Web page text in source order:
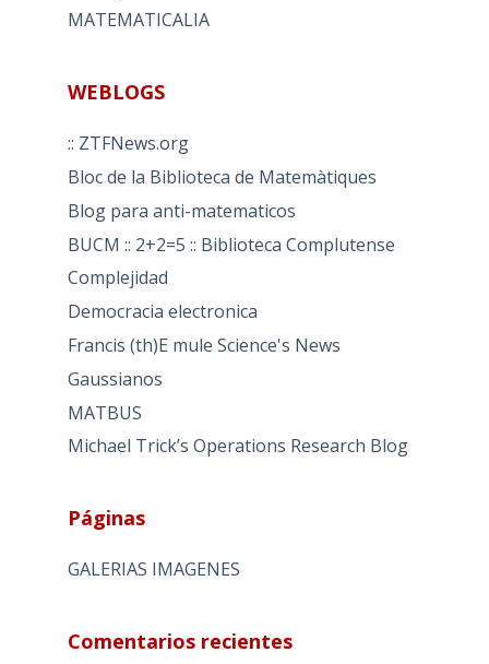
MATEMATICALIA
WEBLOGS
:: ZTFNews.org
Bloc de la Biblioteca de Matemàtiques
Blog para anti-matematicos
BUCM :: 2+2=5 :: Biblioteca Complutense
Complejidad
Democracia electronica
Francis (th)E mule Science's News
Gaussianos
MATBUS
Michael Trick’s Operations Research Blog
Páginas
GALERIAS IMAGENES
Comentarios recientes